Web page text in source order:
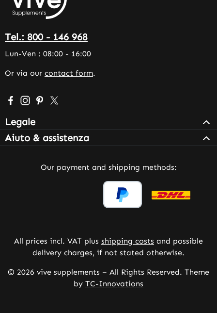
Tel.: 800 - 146 968
Lun-Ven : 08:00 - 16:00
Or via our contact form.
Visit us on Facebook – opens in a new browser tab
Check us out on Instagram – opens in a new
Get inspired on Pinterest – opens in a new
Follow us on X – opens in a new browser
Legale
Aiuto & assistenza
Our payment and shipping methods:
All prices incl. VAT plus shipping costs and possible
delivery charges, if not stated otherwise.
© 2026 vive supplements – All Rights Reserved. Theme
by TC-Innovations